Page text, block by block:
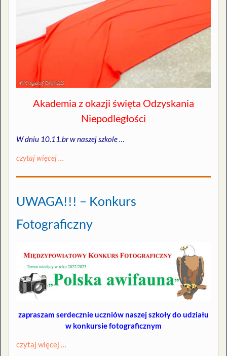
Akademia z okazji święta Odzyskania
Niepodległości
W dniu 10.11.br w naszej szkole …
czytaj więcej …
UWAGA!!! – Konkurs
Fotograficzny
zapraszam serdecznie uczniów naszej szkoły do udziału
w konkursie fotograficznym
czytaj więcej …